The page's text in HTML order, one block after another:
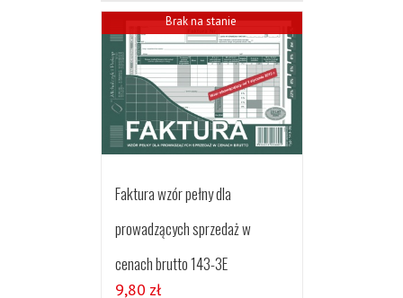
Brak na stanie
Faktura wzór pełny dla
prowadzących sprzedaż w
cenach brutto 143-3E
9,80 zł